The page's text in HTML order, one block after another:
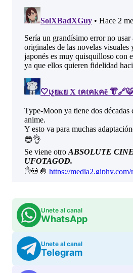
Unete al canal
WhatsApp
Unete al canal
Telegram